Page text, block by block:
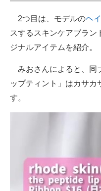
2つ目は、モデルのヘ
スするスキンケアブラン
ジナルアイテムを紹介。
みおさんによると、同
ップティント」はカサカ
す。